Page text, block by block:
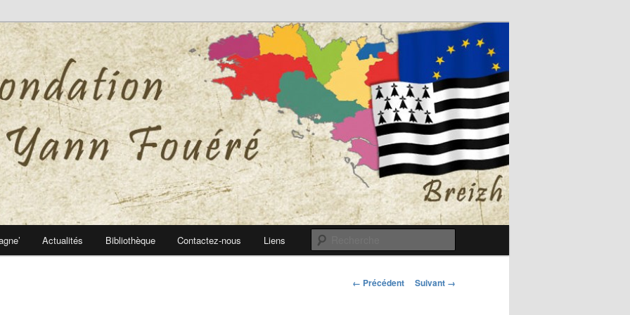
Fouéré
Fouéré
Actualités Bibliothèque Contactez-nous Liens
Navigation
← Précédent Suivant →